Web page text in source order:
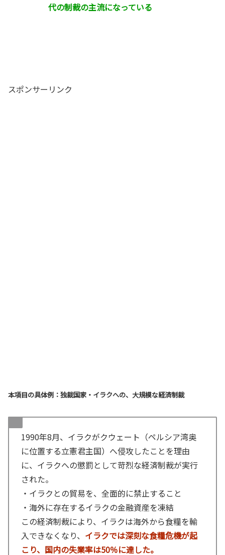
代の制裁の主流になっている
スポンサーリンク
本項目の具体例：独裁国家・イラクへの、大規模な経済制裁
1990年8月、イラクがクウェート（ペルシア湾奥
に位置する立憲君主国）へ侵攻したことを理由
に、イラクへの懲罰として苛烈な経済制裁が実行
された。
・イラクとの貿易を、全面的に禁止すること
・海外に存在するイラクの金融資産を凍結
この経済制裁により、イラクは海外から食糧を輸
入できなくなり、 イラクでは深刻な食糧危機が起
こり、国内の失業率は50％に達した。